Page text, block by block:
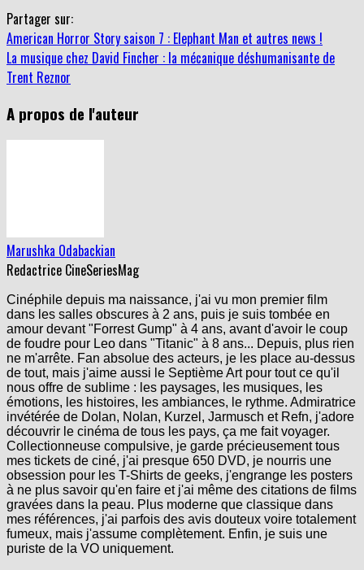
Partager sur:
American Horror Story saison 7 : Elephant Man et autres news !
La musique chez David Fincher : la mécanique déshumanisante de
Trent Reznor
A propos de l'auteur
Marushka Odabackian
Redactrice CineSeriesMag
Cinéphile depuis ma naissance, j'ai vu mon premier film
dans les salles obscures à 2 ans, puis je suis tombée en
amour devant "Forrest Gump" à 4 ans, avant d'avoir le coup
de foudre pour Leo dans "Titanic" à 8 ans... Depuis, plus rien
ne m'arrête. Fan absolue des acteurs, je les place au-dessus
de tout, mais j'aime aussi le Septième Art pour tout ce qu'il
nous offre de sublime : les paysages, les musiques, les
émotions, les histoires, les ambiances, le rythme. Admiratrice
invétérée de Dolan, Nolan, Kurzel, Jarmusch et Refn, j'adore
découvrir le cinéma de tous les pays, ça me fait voyager.
Collectionneuse compulsive, je garde précieusement tous
mes tickets de ciné, j'ai presque 650 DVD, je nourris une
obsession pour les T-Shirts de geeks, j'engrange les posters
à ne plus savoir qu'en faire et j'ai même des citations de films
gravées dans la peau. Plus moderne que classique dans
mes références, j'ai parfois des avis douteux voire totalement
fumeux, mais j'assume complètement. Enfin, je suis une
puriste de la VO uniquement.